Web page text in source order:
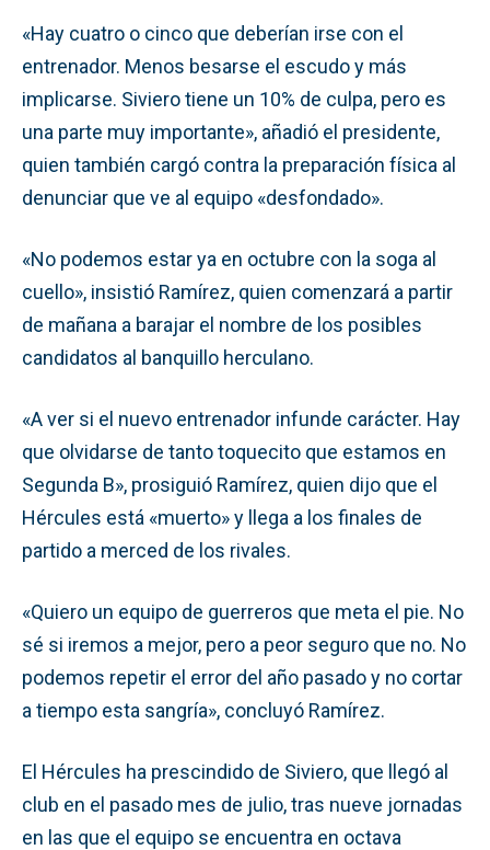
«Hay cuatro o cinco que deberían irse con el
entrenador. Menos besarse el escudo y más
implicarse. Siviero tiene un 10% de culpa, pero es
una parte muy importante», añadió el presidente,
quien también cargó contra la preparación física al
denunciar que ve al equipo «desfondado».
«No podemos estar ya en octubre con la soga al
cuello», insistió Ramírez, quien comenzará a partir
de mañana a barajar el nombre de los posibles
candidatos al banquillo herculano.
«A ver si el nuevo entrenador infunde carácter. Hay
que olvidarse de tanto toquecito que estamos en
Segunda B», prosiguió Ramírez, quien dijo que el
Hércules está «muerto» y llega a los finales de
partido a merced de los rivales.
«Quiero un equipo de guerreros que meta el pie. No
sé si iremos a mejor, pero a peor seguro que no. No
podemos repetir el error del año pasado y no cortar
a tiempo esta sangría», concluyó Ramírez.
El Hércules ha prescindido de Siviero, que llegó al
club en el pasado mes de julio, tras nueve jornadas
en las que el equipo se encuentra en octava